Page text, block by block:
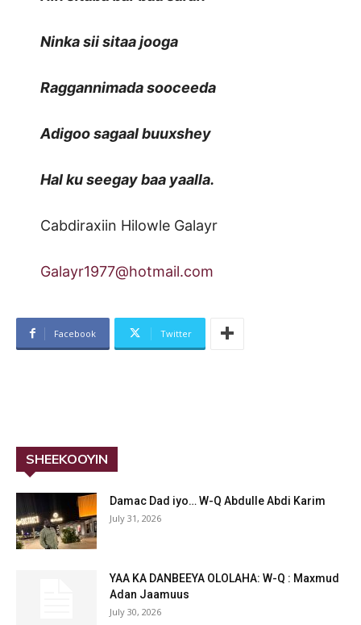
Ninka sii sitaa jooga
Raggannimada sooceeda
Adigoo sagaal buuxshey
Hal ku seegay baa yaalla.
Cabdiraxiin Hilowle Galayr
Galayr1977@hotmail.com
Facebook Twitter
SHEEKOOYIN
Damac Dad iyo… W-Q Abdulle Abdi Karim
July 31, 2026
YAA KA DANBEEYA OLOLAHA: W-Q : Maxmud
Adan Jaamuus
July 30, 2026